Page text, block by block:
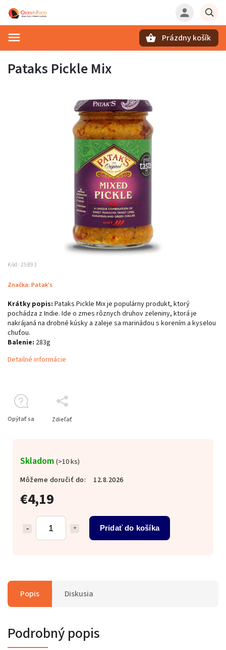
Prázdny košík
Pataks Pickle Mix
Kód: 25893
Značka: Patak's
€4,19
Pridať do košíka
Skladom (>10 ks)
Môžeme doručiť do:
12.8.2026
Krátky popis: Pataks Pickle Mix je populárny produkt, ktorý
pochádza z Indie. Ide o zmes rôznych druhov zeleniny, ktorá je
nakrájaná na drobné kúsky a zaleje sa marinádou s korením a kyselou
chuťou.
Balenie: 283g
Detailné informácie
Opýtať sa Zdieľať
Popis Diskusia
Podrobný popis